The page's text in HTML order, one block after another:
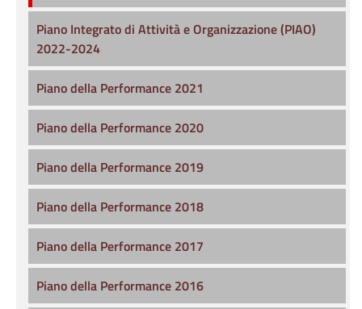
Piano Integrato di Attività e Organizzazione (PIAO)
2022-2024
Piano della Performance 2021
Piano della Performance 2020
Piano della Performance 2019
Piano della Performance 2018
Piano della Performance 2017
Piano della Performance 2016